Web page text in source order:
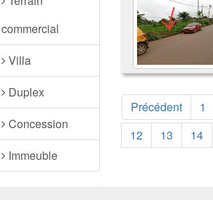
commercial
Villa
Duplex
Concession
Immeuble
Précédent
1
12
13 14